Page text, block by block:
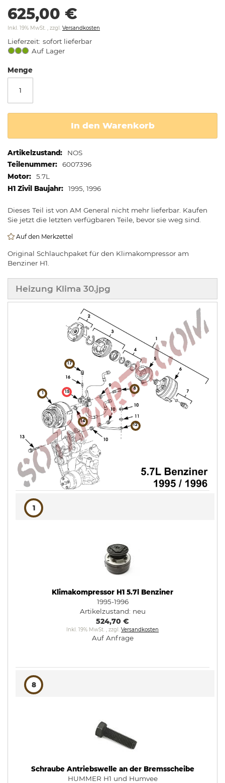
625,00 €
Inkl. 19% MwSt. , zzgl. Versandkosten
Lieferzeit sofort lieferbar
Auf Lager
Menge
In den Warenkorb
Weitere
Informationen
NOS
6007396
5.7L
1995, 1996
Dieses Teil ist von AM General nicht mehr lieferbar. Kaufen
Sie jetzt die letzten verfügbaren Teile, bevor sie weg sind.
Auf den Merkzettel
Original Schlauchpaket für den Klimakompressor am
Benziner H1.
Heizung Klima 30.jpg
1
Klimakompressor H1 5.7l Benziner
1995-1996
Artikelzustand: neu
524,70 €
Inkl. 19% MwSt. , zzgl. Versandkosten
Auf Anfrage
8
Schraube Antriebswelle an der Bremsscheibe
HUMMER H1 und Humvee